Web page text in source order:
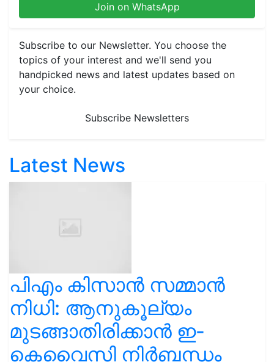
Join on WhatsApp
Subscribe to our Newsletter. You choose the
topics of your interest and we'll send you
handpicked news and latest updates based on
your choice.
Subscribe Newsletters
Latest News
പിഎം കിസാൻ സമ്മാൻ
നിധി: ആനുകൂല്യം
മുടങ്ങാതിരിക്കാൻ ഇ-
കെവൈസി നിർബന്ധം